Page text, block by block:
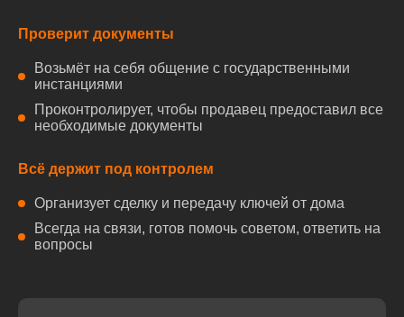
Проверит документы
Возьмёт на себя общение с государственными
инстанциями
Проконтролирует, чтобы продавец предоставил все
необходимые документы
Всё держит под контролем
Организует сделку и передачу ключей от дома
Всегда на связи, готов помочь советом, ответить на
вопросы